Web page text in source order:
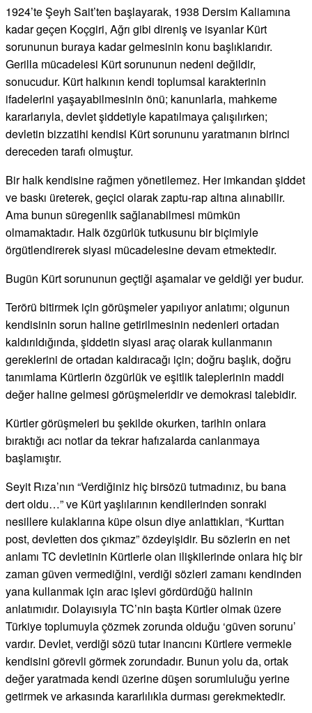
1924’te Şeyh Sait’ten başlayarak, 1938 Dersim Kaliamına
kadar geçen Koçgiri, Ağrı gibi direniş ve isyanlar Kürt
sorununun buraya kadar gelmesinin konu başlıklarıdır.
Gerilla mücadelesi Kürt sorununun nedeni değildir,
sonucudur. Kürt halkının kendi toplumsal karakterinin
ifadelerini yaşayabilmesinin önü; kanunlarla, mahkeme
kararlarıyla, devlet şiddetiyle kapatılmaya çalışılırken;
devletin bizzatihi kendisi Kürt sorununu yaratmanın birinci
dereceden tarafı olmuştur.
Bir halk kendisine rağmen yönetilemez. Her imkandan şiddet
ve baskı üreterek, geçici olarak zaptu-rap altına alınabilir.
Ama bunun süregenlik sağlanabilmesi mümkün
olmamaktadır. Halk özgürlük tutkusunu bir biçimiyle
örgütlendirerek siyasi mücadelesine devam etmektedir.
Bugün Kürt sorununun geçtiği aşamalar ve geldiği yer budur.
Terörü bitirmek için görüşmeler yapılıyor anlatımı; olgunun
kendisinin sorun haline getirilmesinin nedenleri ortadan
kaldırıldığında, şiddetin siyasi araç olarak kullanmanın
gereklerini de ortadan kaldıracağı için; doğru başlık, doğru
tanımlama Kürtlerin özgürlük ve eşitlik taleplerinin maddi
değer haline gelmesi görüşmeleridir ve demokrasi talebidir.
Kürtler görüşmeleri bu şekilde okurken, tarihin onlara
bıraktığı acı notlar da tekrar hafızalarda canlanmaya
başlamıştır.
Seyit Rıza’nın “Verdiğiniz hiç birsözü tutmadınız, bu bana
dert oldu…” ve Kürt yaşlılarının kendilerinden sonraki
nesillere kulaklarına küpe olsun diye anlattıkları, “Kurttan
post, devletten dos çıkmaz” özdeyişidir. Bu sözlerin en net
anlamı TC devletinin Kürtlerle olan ilişkilerinde onlara hiç bir
zaman güven vermediğini, verdiği sözleri zamanı kendinden
yana kullanmak için arac işlevi gördürdüğü halinin
anlatımıdır. Dolayısıyla TC’nin başta Kürtler olmak üzere
Türkiye toplumuyla çözmek zorunda olduğu ‘güven sorunu’
vardır. Devlet, verdiği sözü tutar inancını Kürtlere vermekle
kendisini görevli görmek zorundadır. Bunun yolu da, ortak
değer yaratmada kendi üzerine düşen sorumluluğu yerine
getirmek ve arkasında kararlılıkla durması gerekmektedir.